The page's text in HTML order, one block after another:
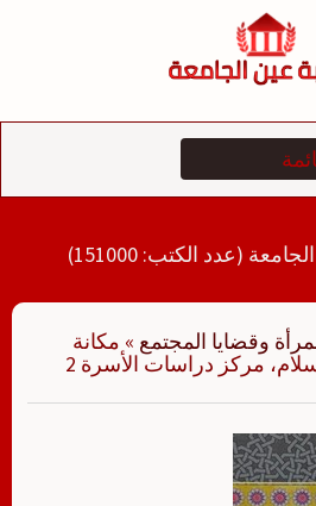
(عدد الكتب: 151000)
وقضايا المجتمع » مكانة
مركز دراسات الأسرة 2